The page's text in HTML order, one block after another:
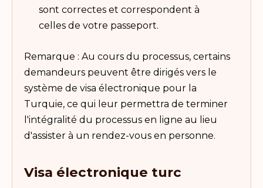
sont correctes et correspondent à
celles de votre passeport.
Remarque : Au cours du processus, certains
demandeurs peuvent être dirigés vers le
système de visa électronique pour la
Turquie, ce qui leur permettra de terminer
l'intégralité du processus en ligne au lieu
d'assister à un rendez-vous en personne.
Visa électronique turc